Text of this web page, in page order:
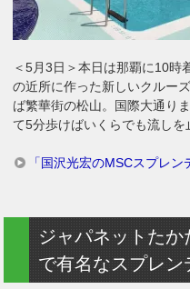
＜5月3日＞本日は那覇に10時
の近所に作った新しいクルー
ば繁華街の松山。国際大通り
て5分歩けばいくらでも流しを
「国沢光宏のMSCスプレ
ジャパネットた
で有名なスプレ